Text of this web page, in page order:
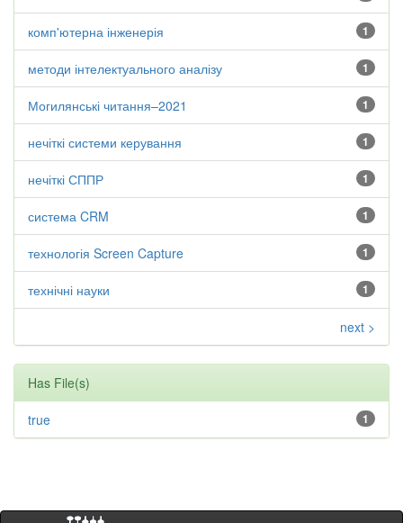
1
комп'ютерна інженерія
1
методи інтелектуального аналізу
1
Могилянські читання–2021
1
нечіткі системи керування
1
нечіткі СППР
1
система CRM
1
технологія Screen Capture
1
технічні науки
next >
Has File(s)
1
true